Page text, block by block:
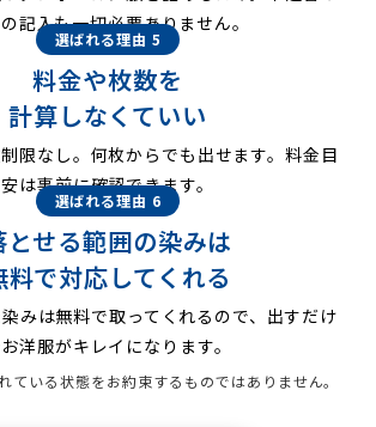
記入も一切必要ありません。
選ばれる理由 5
料金や枚数を
計算しなくていい
限なし。何枚からでも出せます。料金目
安は事前に確認できます。
選ばれる理由 6
とせる範囲の染みは
料で対応してくれる
みは無料で取ってくれるので、出すだけ
洋服がキレイになります。
ている状態をお約束するものではありません。